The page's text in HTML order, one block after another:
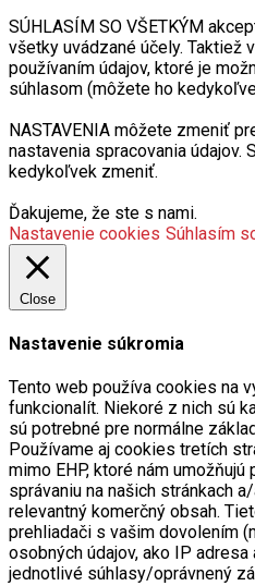
SÚHLASÍM SO VŠETKÝM
všetky uvádzané účely. Taktiež
používaním údajov, ktoré je
súhlasom (môžete ho
NASTAVENIA môžete zmeniť
nastavenia spracovania údajov.
kedykoľvek zmeniť.
Ďakujeme, že ste s nami.
Nastavenie cookies Súhlasím
Close
Nastavenie súkromia
Tento web používa cookies na
funkcionalít. Niekoré z nich sú
sú potrebné pre normálne
Používame aj cookies tretích
mimo EHP, ktoré nám
správaniu na našich stránkach
relevantný komerčný obsah.
prehliadači s vašim dovolením
osobných údajov, ako IP
jednotlivé súhlasy/oprávnený